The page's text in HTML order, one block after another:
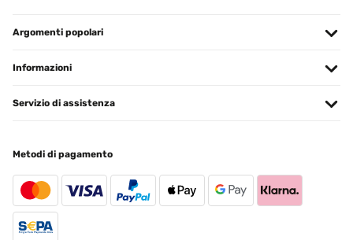
Argomenti popolari
Informazioni
Servizio di assistenza
Metodi di pagamento